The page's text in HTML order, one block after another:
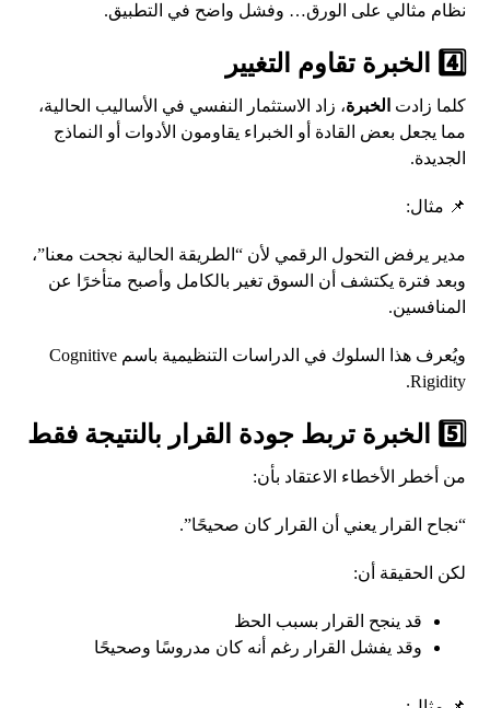
نظام مثالي على الورق… وفشل واضح في التطبيق.
4️⃣ الخبرة تقاوم التغيير
كلما زادت الخبرة، زاد الاستثمار النفسي في الأساليب الحالية،
مما يجعل بعض القادة أو الخبراء يقاومون الأدوات أو النماذج
الجديدة.
📌 مثال:
مدير يرفض التحول الرقمي لأن “الطريقة الحالية نجحت معنا”،
وبعد فترة يكتشف أن السوق تغير بالكامل وأصبح متأخرًا عن
المنافسين.
ويُعرف هذا السلوك في الدراسات التنظيمية باسم Cognitive
Rigidity.
5️⃣ الخبرة تربط جودة القرار بالنتيجة فقط
من أخطر الأخطاء الاعتقاد بأن:
“نجاح القرار يعني أن القرار كان صحيحًا”.
لكن الحقيقة أن:
قد ينجح القرار بسبب الحظ
وقد يفشل القرار رغم أنه كان مدروسًا وصحيحًا